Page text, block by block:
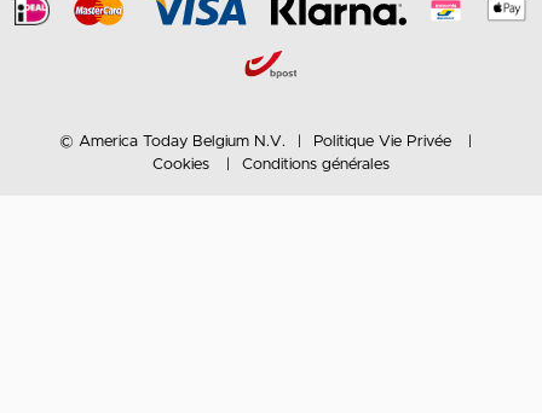
© America Today Belgium N.V.
Politique Vie Privée
Cookies
Conditions générales